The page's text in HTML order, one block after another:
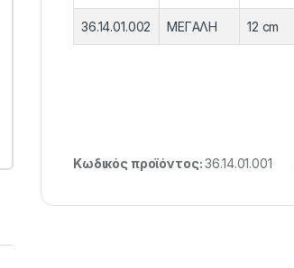
36.14.01.002 MEΓAΛH 12 cm
Κωδικός προϊόντος:36.14.01.001